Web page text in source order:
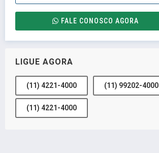
FALE CONOSCO AGORA
LIGUE AGORA
(11) 4221-4000 (11) 99202-4000
(11) 4221-4000